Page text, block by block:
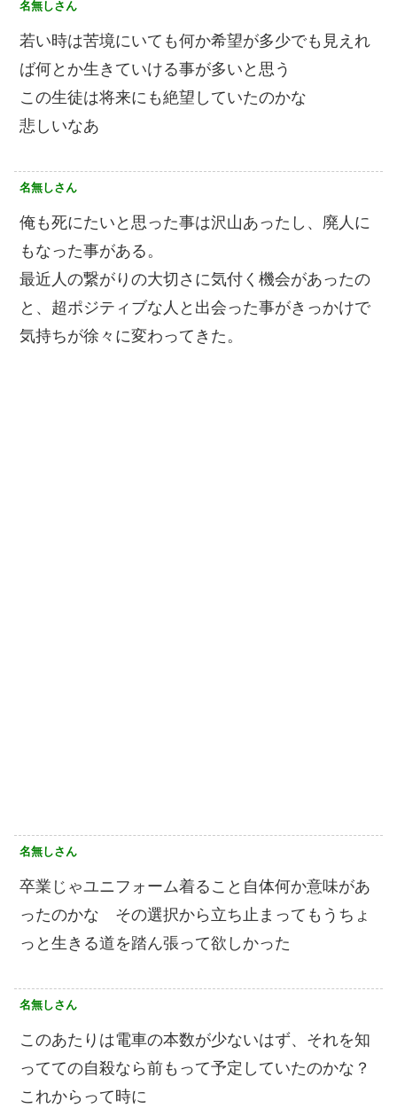
名無しさん
若い時は苦境にいても何か希望が多少でも見えれ
ば何とか生きていける事が多いと思う
この生徒は将来にも絶望していたのかな
悲しいなあ
名無しさん
俺も死にたいと思った事は沢山あったし、廃人に
もなった事がある。
最近人の繋がりの大切さに気付く機会があったの
と、超ポジティブな人と出会った事がきっかけで
気持ちが徐々に変わってきた。
名無しさん
卒業じゃユニフォーム着ること自体何か意味があ
ったのかな その選択から立ち止まってもうちょ
っと生きる道を踏ん張って欲しかった
名無しさん
このあたりは電車の本数が少ないはず、それを知
ってての自殺なら前もって予定していたのかな？
これからって時に